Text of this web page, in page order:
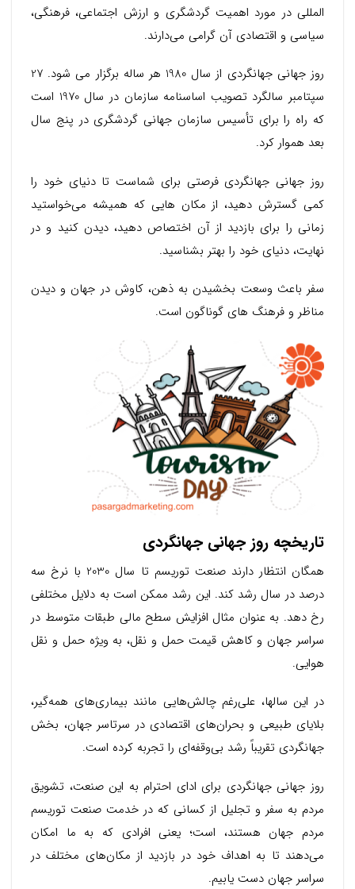
المللی در مورد اهمیت گردشگری و ارزش اجتماعی، فرهنگی،
سیاسی و اقتصادی آن گرامی می‌دارند.
روز جهانی جهانگردی از سال 1980 هر ساله برگزار می شود. 27
سپتامبر سالگرد تصویب اساسنامه سازمان در سال 1970 است
که راه را برای تأسیس سازمان جهانی گردشگری در پنج سال
بعد هموار کرد.
روز جهانی جهانگردی فرصتی برای شماست تا دنیای خود را
کمی گسترش دهید، از مکان هایی که همیشه می‌خواستید
زمانی را برای بازدید از آن اختصاص دهید، دیدن کنید و در
نهایت، دنیای خود را بهتر بشناسید.
سفر باعث وسعت بخشیدن به ذهن، کاوش در جهان و دیدن
مناظر و فرهنگ های گوناگون است.
تاریخچه روز جهانی جهانگردی
همگان انتظار دارند صنعت توریسم تا سال 2030 با نرخ سه
درصد در سال رشد کند. این رشد ممکن است به دلایل مختلفی
رخ دهد. به عنوان مثال افزایش سطح مالی طبقات متوسط در
سراسر جهان و کاهش قیمت حمل و نقل، به ویژه حمل و نقل
هوایی.
در این سالها، علی‌رغم چالش‌هایی مانند بیماری‌های همه‌گیر،
بلایای طبیعی و بحران‌های اقتصادی در سرتاسر جهان، بخش
جهانگردی تقریباً رشد بی‌وقفه‌ای را تجربه کرده است.
روز جهانی جهانگردی برای ادای احترام به این صنعت، تشویق
مردم به سفر و تجلیل از کسانی که در خدمت صنعت توریسم
مردم جهان هستند، است؛ یعنی افرادی که به ما امکان
می‌دهند تا به اهداف خود در بازدید از مکان‌های مختلف در
سراسر جهان دست یابیم.